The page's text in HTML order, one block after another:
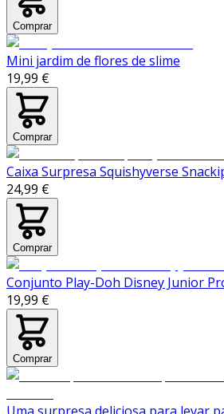
Comprar
Mini jardim de flores de slime
19,99 €
Comprar
Caixa Surpresa Squishyverse
24,99 €
Comprar
Conjunto Play-Doh Disney Junior
19,99 €
Comprar